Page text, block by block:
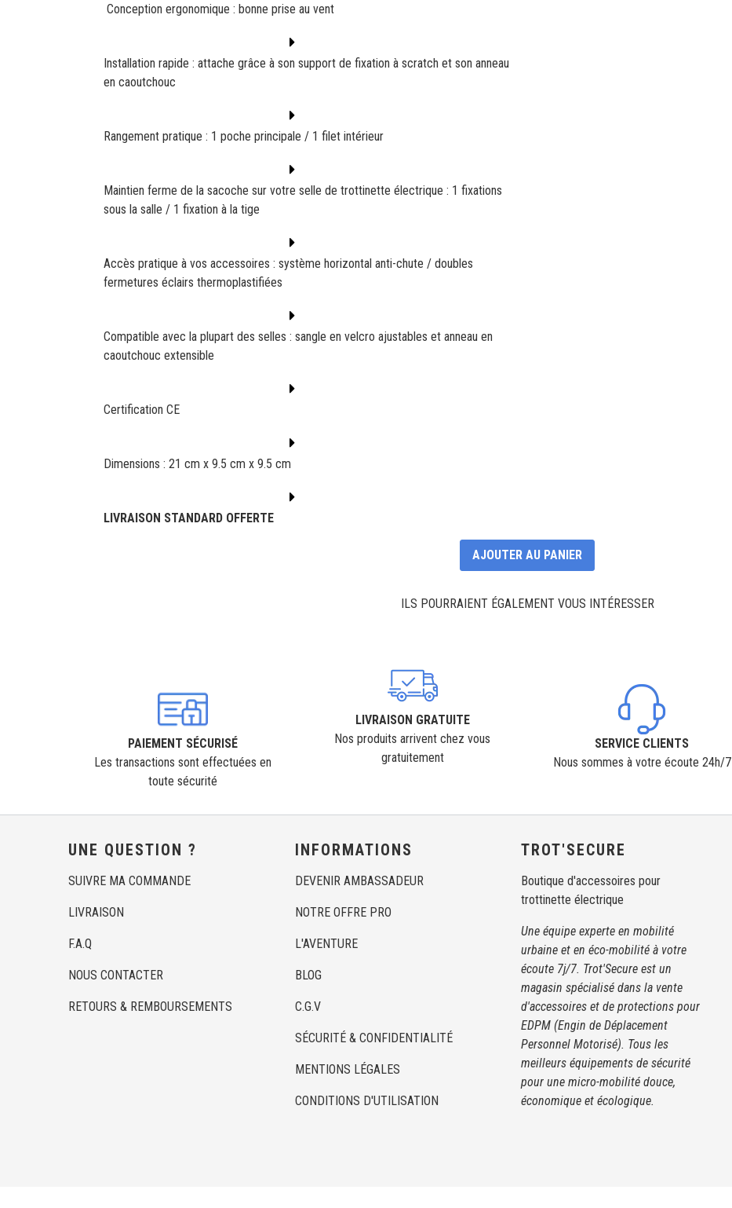
Conception ergonomique : bonne prise au vent
Installation rapide : attache grâce à son support de fixation à scratch et son anneau
en caoutchouc
Rangement pratique : 1 poche principale / 1 filet intérieur
Maintien ferme de la sacoche sur votre selle de trottinette électrique : 1 fixations
sous la salle / 1 fixation à la tige
Accès pratique à vos accessoires : système horizontal anti-chute / doubles
fermetures éclairs thermoplastifiées
Compatible avec la plupart des selles : sangle en velcro ajustables et anneau en
caoutchouc extensible
Certification CE
Dimensions : 21 cm x 9.5 cm x 9.5 cm
LIVRAISON STANDARD OFFERTE
AJOUTER AU PANIER
ILS POURRAIENT ÉGALEMENT VOUS INTÉRESSER
PAIEMENT SÉCURISÉ
Les transactions sont effectuées en
toute sécurité
LIVRAISON GRATUITE
Nos produits arrivent chez vous
gratuitement
SERVICE CLIENTS
Nous sommes à votre écoute 24h/7
UNE QUESTION ?
SUIVRE MA COMMANDE
LIVRAISON
F.A.Q
NOUS CONTACTER
RETOURS & REMBOURSEMENTS
INFORMATIONS
DEVENIR AMBASSADEUR
NOTRE OFFRE PRO
L'AVENTURE
BLOG
C.G.V
SÉCURITÉ & CONFIDENTIALITÉ
MENTIONS LÉGALES
CONDITIONS D'UTILISATION
TROT'SECURE
Boutique d'accessoires pour
trottinette électrique
Une équipe experte en mobilité
urbaine et en éco-mobilité à votre
écoute 7j/7. Trot'Secure est un
magasin spécialisé dans la vente
d'accessoires et de protections pour
EDPM (Engin de Déplacement
Personnel Motorisé). Tous les
meilleurs équipements de sécurité
pour une micro-mobilité douce,
économique et écologique.